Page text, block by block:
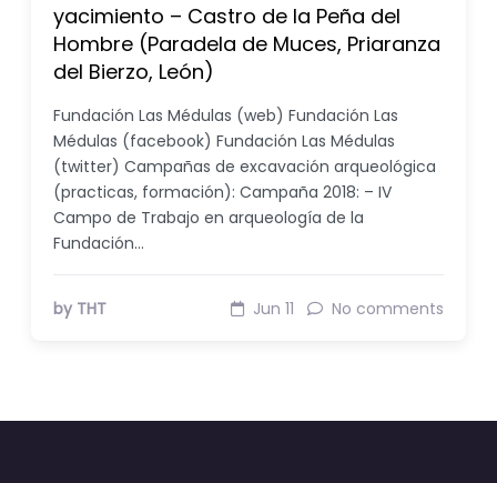
yacimiento – Castro de la Peña del
Hombre (Paradela de Muces, Priaranza
del Bierzo, León)
Fundación Las Médulas (web) Fundación Las
Médulas (facebook) Fundación Las Médulas
(twitter) Campañas de excavación arqueológica
(practicas, formación): Campaña 2018: – IV
Campo de Trabajo en arqueología de la
Fundación…
by THT Jun 11 No comments